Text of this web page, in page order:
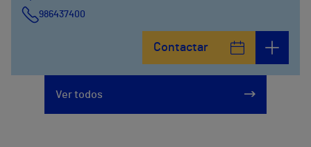
986437400
Contactar
Ver todos